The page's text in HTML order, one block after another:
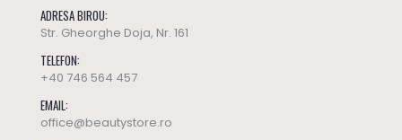
ADRESA BIROU:
Str. Gheorghe Doja, Nr. 161
TELEFON:
+40 746 564 457
EMAIL:
office@beautystore.ro